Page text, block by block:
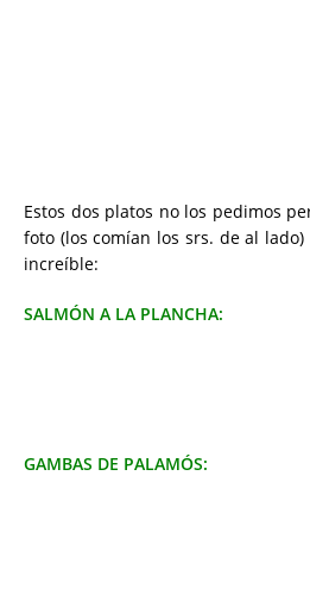
Estos dos platos no los pedimos
foto (los comían los srs. de al
increíble:
SALMÓN A LA PLANCHA:
GAMBAS DE PALAMÓS: